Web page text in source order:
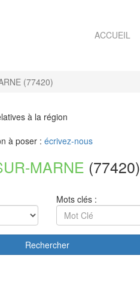
ACCUEIL
(77420)
à la région
à poser : écrivez-nous
MARNE (77420)
Mots clés :
Rechercher